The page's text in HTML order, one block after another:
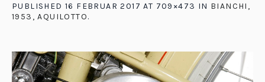
PUBLISHED 16 FEBRUAR 2017 AT 709×473 IN BIANCHI,
1953, AQUILOTTO.